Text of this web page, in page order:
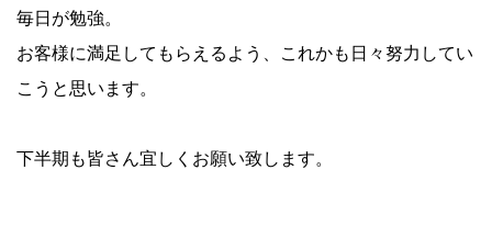
毎日が勉強。
お客様に満足してもらえるよう、これかも日々努力してい
こうと思います。
下半期も皆さん宜しくお願い致します。